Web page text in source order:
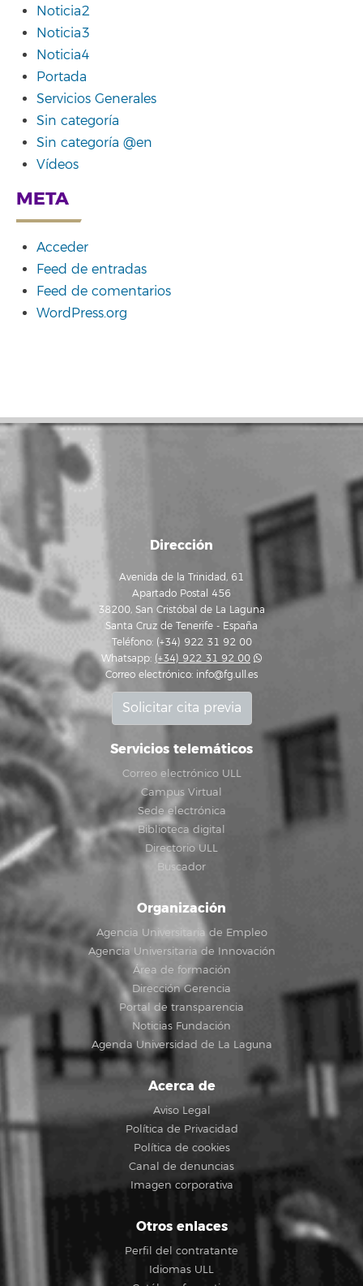
Noticia2
Noticia3
Noticia4
Portada
Servicios Generales
Sin categoría
Sin categoría @en
Vídeos
META
Acceder
Feed de entradas
Feed de comentarios
WordPress.org
Dirección
Avenida de la Trinidad, 61
Apartado Postal 456
38200, San Cristóbal de La Laguna
Santa Cruz de Tenerife - España
Teléfono: (+34) 922 31 92 00
Whatsapp: (+34) 922 31 92 00
Correo electrónico: info@fg.ull.es
Solicitar cita previa
Servicios telemáticos
Correo electrónico ULL
Campus Virtual
Sede electrónica
Biblioteca digital
Directorio ULL
Buscador
Organización
Agencia Universitaria de Empleo
Agencia Universitaria de Innovación
Área de formación
Dirección Gerencia
Portal de transparencia
Noticias Fundación
Agenda Universidad de La Laguna
Acerca de
Aviso Legal
Política de Privacidad
Política de cookies
Canal de denuncias
Imagen corporativa
Otros enlaces
Perfil del contratante
Idiomas ULL